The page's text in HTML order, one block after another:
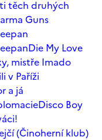
těch druhých
Guns
Die My Love
mistře Imado
v Paříži
a já
Disco Boy
(Činoherní klub)